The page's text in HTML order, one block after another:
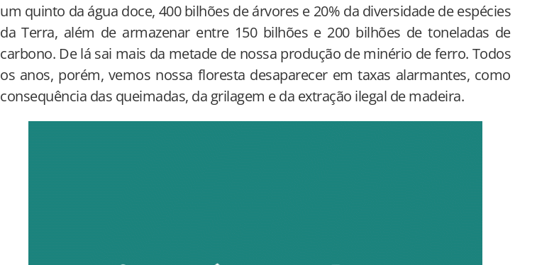
um quinto da água doce, 400 bilhões de árvores e 20% da diversidade de espécies
da Terra, além de armazenar entre 150 bilhões e 200 bilhões de toneladas de
carbono. De lá sai mais da metade de nossa produção de minério de ferro. Todos
os anos, porém, vemos nossa floresta desaparecer em taxas alarmantes, como
consequência das queimadas, da grilagem e da extração ilegal de madeira.